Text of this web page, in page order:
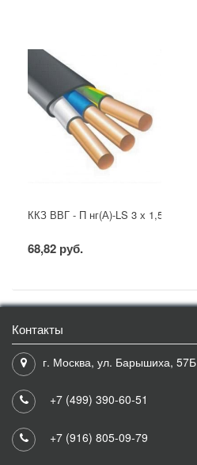
ККЗ ВВГ - П нг(А)-LS 3 х 1,5 ГОСТ
68,82 руб.
Контакты
г. Москва, ул. Барышиха, 57Б
+7 (499) 390-60-51
+7 (916) 805-09-79